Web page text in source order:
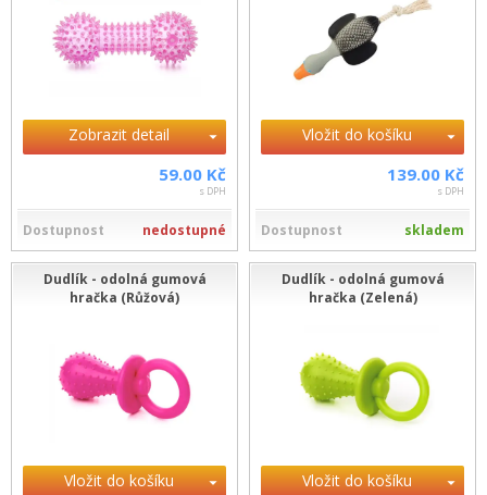
Zobrazit detail
59.00 Kč
s DPH
Dostupnost nedostupné
Vložit do košíku
139.00 Kč
s DPH
Dostupnost skladem
Dudlík - odolná gumová
hračka (Růžová)
Vložit do košíku
Dudlík - odolná gumová
hračka (Zelená)
Vložit do košíku